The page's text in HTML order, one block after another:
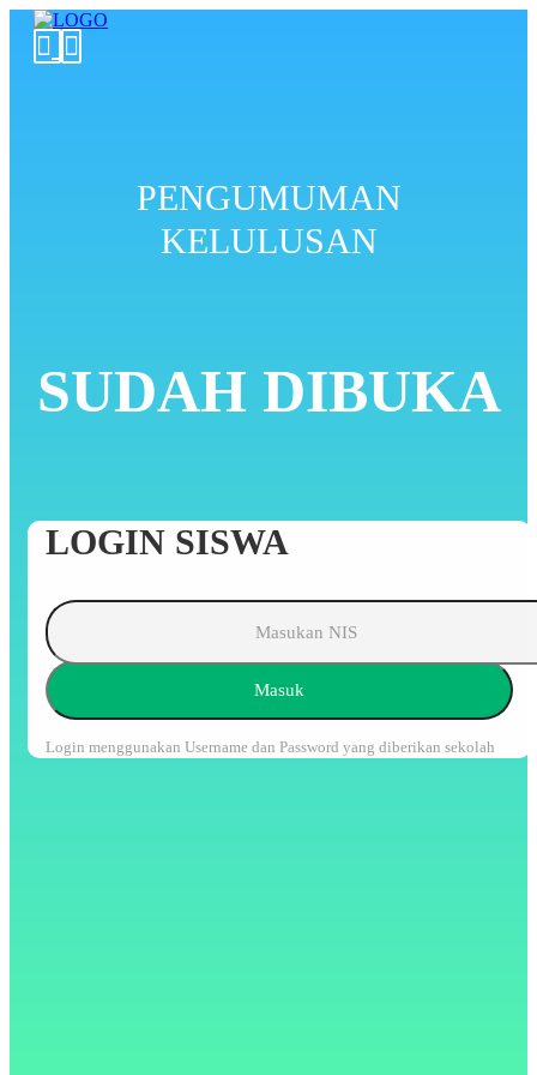
PENGUMUMAN
KELULUSAN
SUDAH DIBUKA
LOGIN SISWA
Masuk
Login menggunakan Username dan Password yang diberikan sekolah